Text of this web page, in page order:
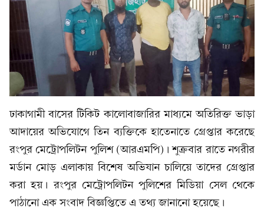
ঢাকাগামী বাসের টিকিট কালোবাজারির মাধ্যমে অতিরিক্ত ভাড়া
আদায়ের অভিযোগে তিন ব্যক্তিকে হাতেনাতে গ্রেপ্তার করেছে
রংপুর মেট্রোপলিটন পুলিশ (আরএমপি)। শুক্রবার রাতে নগরীর
মর্ডান মোড় এলাকায় বিশেষ অভিযান চালিয়ে তাদের গ্রেপ্তার
করা হয়। রংপুর মেট্রোপলিটন পুলিশের মিডিয়া সেল থেকে
পাঠানো এক সংবাদ বিজ্ঞপ্তিতে এ তথ্য জানানো হয়েছে।